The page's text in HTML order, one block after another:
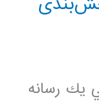
يك رسانه